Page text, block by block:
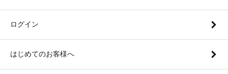
ログイン
はじめてのお客様へ